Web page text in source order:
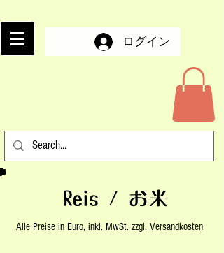
ログイン
Reis / お米
Alle Preise in Euro, inkl. MwSt. zzgl. Versandkosten